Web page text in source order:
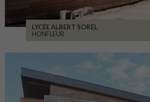
LYCÉE ALBERT SOREL
HONFLEUR